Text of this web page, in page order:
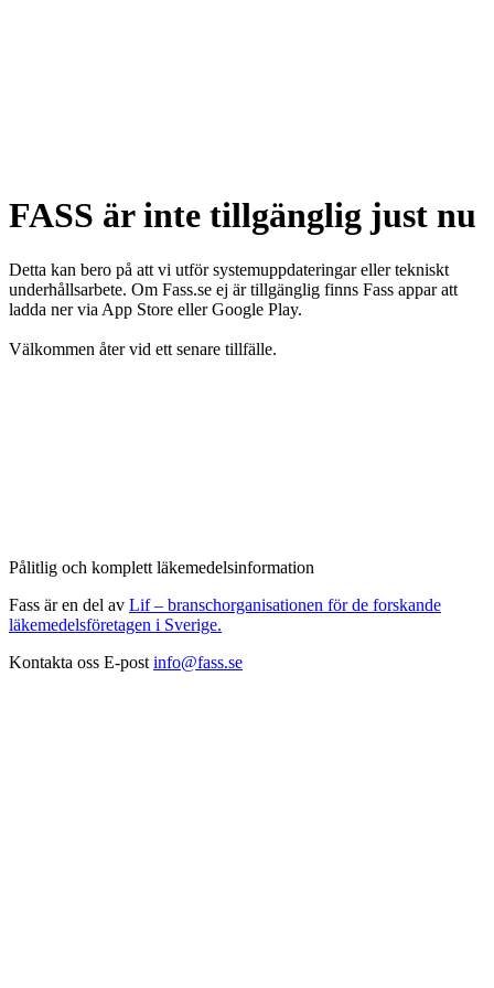
FASS är inte tillgänglig just nu
Detta kan bero på att vi utför systemuppdateringar eller tekniskt
underhållsarbete. Om Fass.se ej är tillgänglig finns Fass appar att
ladda ner via App Store eller Google Play.
Välkommen åter vid ett senare tillfälle.
Pålitlig och komplett läkemedelsinformation
Fass är en del av Lif – branschorganisationen för de forskande
läkemedelsföretagen i Sverige.
Kontakta oss E-post info@fass.se